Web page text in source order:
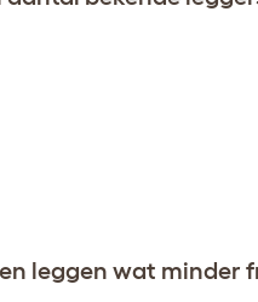
leggen wat minder